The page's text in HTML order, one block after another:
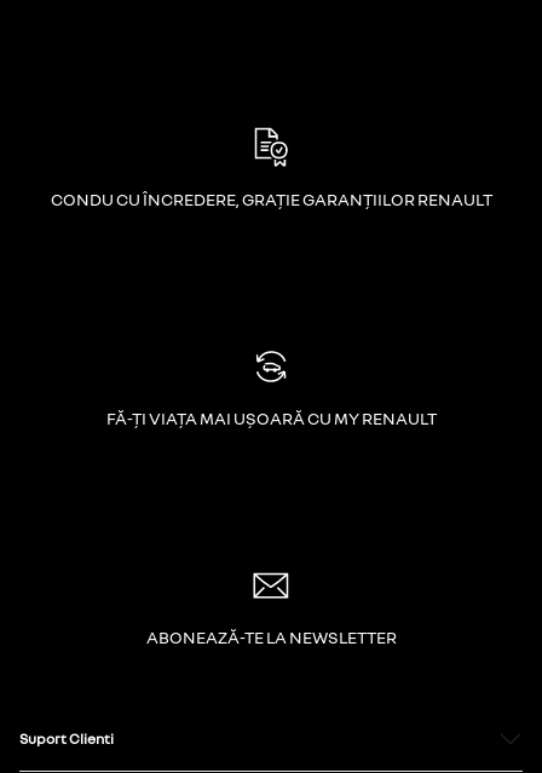
CONDU CU ÎNCREDERE, GRAȚIE GARANȚIILOR RENAULT
FĂ-ȚI VIAȚA MAI UȘOARĂ CU MY RENAULT
ABONEAZĂ-TE LA NEWSLETTER
Suport Clienti